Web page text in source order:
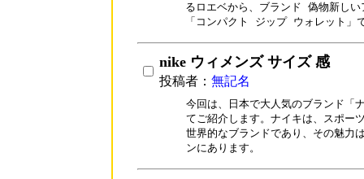
るロエベから、ブランド 偽物新し
「コンパクト ジップ ウォレット」
nike ウィメンズ サイズ 感
投稿者： 無記名
今回は、日本で大人気のブランド「
てご紹介します。ナイキは、スポー
世界的なブランドであり、その魅力
ンにあります。